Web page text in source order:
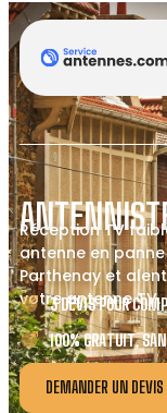
Réception TV
antenne en
Parthenay et
votre antenne TV.
3 DEVIS POUR
100% GRATUIT,
DEMANDER UN DEVIS